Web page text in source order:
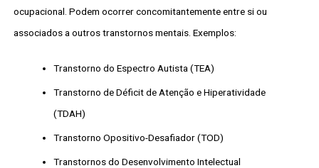
ocupacional. Podem ocorrer concomitantemente entre si ou
associados a outros transtornos mentais. Exemplos:
Transtorno do Espectro Autista (TEA)
Transtorno de Déficit de Atenção e Hiperatividade
(TDAH)
Transtorno Opositivo-Desafiador (TOD)
Transtornos do Desenvolvimento Intelectual